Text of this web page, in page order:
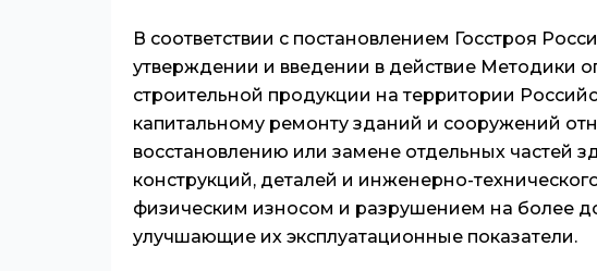
В соответствии с постановлением Госстроя
утверждении и введении в действие Методики
строительной продукции на территории
капитальному ремонту зданий и сооружений
восстановлению или замене отдельных частей
конструкций, деталей и инженерно-
физическим износом и разрушением на более
улучшающие их эксплуатационные показатели.